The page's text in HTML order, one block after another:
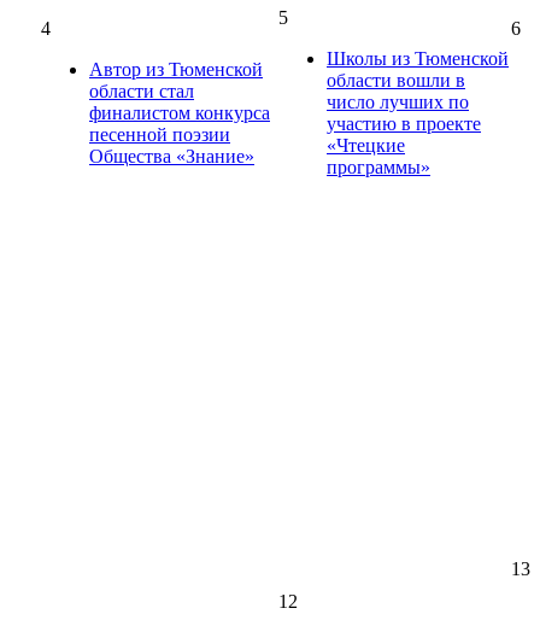
4
Автор из Тюменской
области стал
финалистом конкурса
песенной поэзии
Общества «Знание»
5
Школы из Тюменской
области вошли в
число лучших по
участию в проекте
«Чтецкие
программы»
6
12
13